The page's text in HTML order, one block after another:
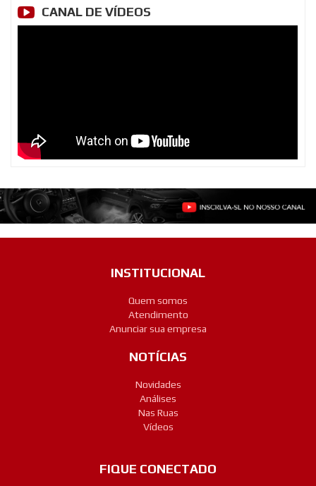
CANAL DE VÍDEOS
INSTITUCIONAL
Quem somos
Atendimento
Anunciar sua empresa
NOTÍCIAS
Novidades
Análises
Nas Ruas
Vídeos
FIQUE CONECTADO